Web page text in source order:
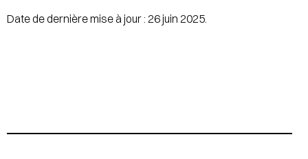
Date de dernière mise à jour : 26 juin 2025.